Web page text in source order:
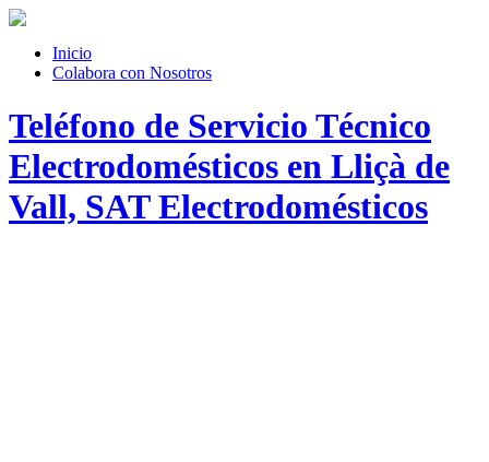
Inicio
Colabora con Nosotros
Teléfono de Servicio Técnico
Electrodomésticos en Lliçà de
Vall, SAT Electrodomésticos